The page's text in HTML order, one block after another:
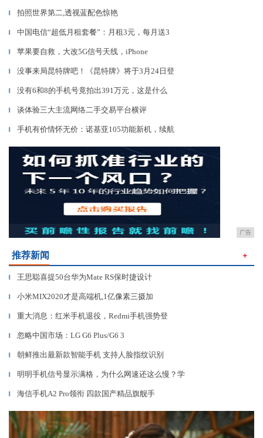
▎ 拍照世界第二,透视蓝配色惊艳
▎ 中国电信“超低月租套餐”：月租3元，每月送3
▎ 苹果要自救，大改5G信号天线，iPhone
▎ 没事来局昆特牌吧！《昆特牌》将于3月24日登
▎ 没有6和8的手机号竟拍出391万元，这是什么
▎ 谈体验三大主流网络二手交易平台横评
▎ 手机有价情怀无价：诺基亚105功能新机，续航
广告
推荐新闻 ＋
▎ 王思聪喜提50台华为Mate RS保时捷设计
▎ 小米MIX2020才是高端机,1亿像素三摄加
▎ 重大消息：红米手机退役，Redmi手机强势登
▎ 忽略中国市场：LG G6 Plus/G6 3
▎ 朝鲜推出最新款智能手机 支持人脸指纹识别
▎ 明明手机信号显示满格，为什么网速还这么慢？学
▎ 海信手机A2 Pro领衔 四款国产精品旗舰手